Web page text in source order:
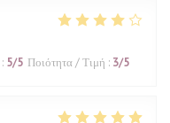
: 5/5 Ποιότητα / Τιμή : 3/5